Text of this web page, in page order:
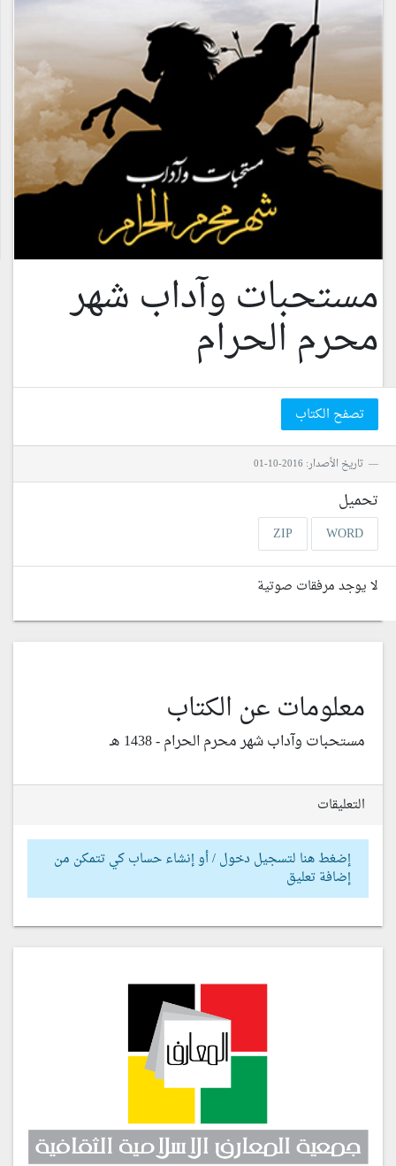
مستحبات وآداب شهر
محرم الحرام
تصفح الكتاب
تاريخ الأصدار: 2016-10-01
تحميل
WORD
ZIP
لا يوجد مرفقات صوتية
معلومات عن الكتاب
مستحبات وآداب شهر محرم الحرام - 1438 هـ
التعليقات
إضغط هنا لتسجيل دخول / أو إنشاء حساب كي تتمكن من
إضافة تعليق